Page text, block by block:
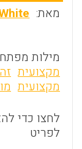
מאת:
מילות
מקצועית
מקצועית
לחצו כדי
לפריט